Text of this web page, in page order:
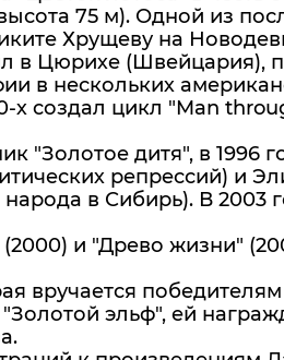
75 м). Одной из
Хрущеву на
в Цюрихе (Швейцария),
в нескольких
х создал цикл "Man
"Золотое дитя", в 1996
репрессий) и
в Сибирь). В 2003
и "Древо жизни"
вручается
эльф", ей